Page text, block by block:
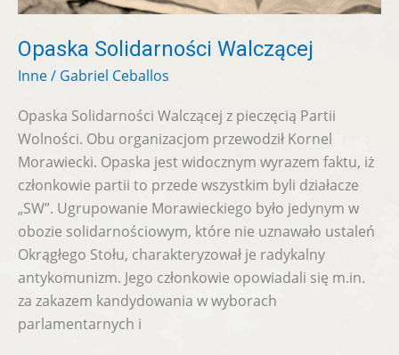
Opaska Solidarności Walczącej
Inne/ Gabriel Ceballos
Opaska Solidarności Walczącej z pieczęcią Partii
Wolności. Obu organizacjom przewodził Kornel
Morawiecki. Opaska jest widocznym wyrazem faktu, iż
członkowie partii to przede wszystkim byli działacze
„SW”. Ugrupowanie Morawieckiego było jedynym w
obozie solidarnościowym, które nie uznawało ustaleń
Okrągłego Stołu, charakteryzował je radykalny
antykomunizm. Jego członkowie opowiadali się m.in.
za zakazem kandydowania w wyborach
parlamentarnych i